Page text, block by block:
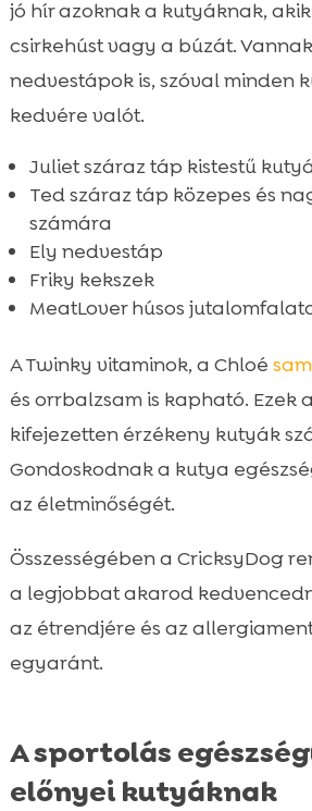
jó hír azoknak a kutyáknak,
csirkehúst vagy a búzát.
nedvestápok is, szóval minden
kedvére valót.
Juliet száraz táp kistestű
Ted száraz táp közepes és
számára
Ely nedvestáp
Friky kekszek
MeatLover húsos
A Twinky vitaminok, a Chloé
és orrbalzsam is kapható. Ezek
kifejezetten érzékeny kutyák
Gondoskodnak a kutya
az életminőségét.
Összességében a CricksyDog
a legjobbat akarod
az étrendjére és az
egyaránt.
A sportolás
előnyei kutyáknak